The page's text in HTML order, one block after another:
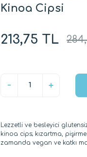
Kinoa Cipsi
213,75 TL
Lezzetli ve besleyici
kinoa cips; kızartma,
zamanda vegan ve katkı